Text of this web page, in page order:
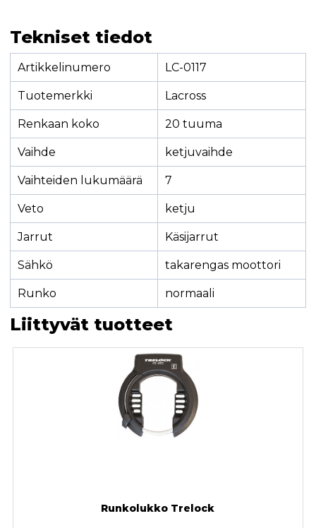
Tekniset tiedot
Artikkelinumero LC-0117
Tuotemerkki Lacross
Renkaan koko 20 tuuma
Vaihde ketjuvaihde
Vaihteiden lukumäärä 7
Veto ketju
Jarrut Käsijarrut
Sähkö takarengas moottori
Runko normaali
Liittyvät tuotteet
Runkolukko Trelock